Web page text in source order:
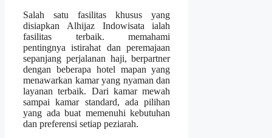
Salah satu fasilitas khusus yang
disiapkan Alhijaz Indowisata ialah
fasilitas terbaik. memahami
pentingnya istirahat dan peremajaan
sepanjang perjalanan haji, berpartner
dengan beberapa hotel mapan yang
menawarkan kamar yang nyaman dan
layanan terbaik. Dari kamar mewah
sampai kamar standard, ada pilihan
yang ada buat memenuhi kebutuhan
dan preferensi setiap peziarah.